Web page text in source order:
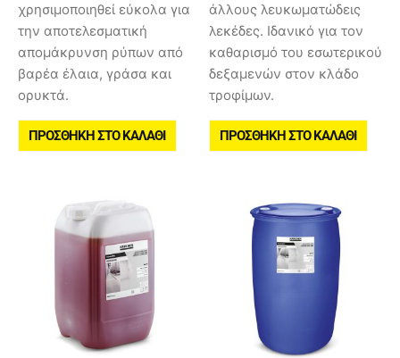
χρησιμοποιηθεί εύκολα για
την αποτελεσματική
απομάκρυνση ρύπων από
βαρέα έλαια, γράσα και
ορυκτά.
ΠΡΟΣΘΉΚΗ ΣΤΟ ΚΑΛΆΘΙ
άλλους λευκωματώδεις
λεκέδες. Ιδανικό για τον
καθαρισμό του εσωτερικού
δεξαμενών στον κλάδο
τροφίμων.
ΠΡΟΣΘΉΚΗ ΣΤΟ ΚΑΛΆΘΙ